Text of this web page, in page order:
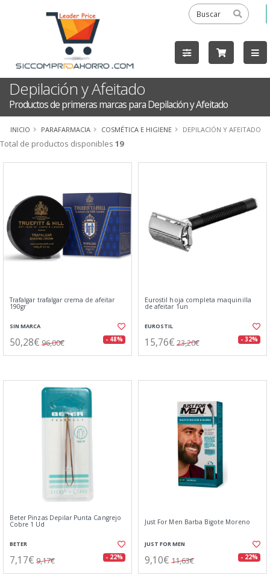
Depilación y Afeitado
Productos de primeras marcas para Depilación y Afeitado
INICIO PARAFARMACIA COSMÉTICA E HIGIENE DEPILACIÓN Y AFEITADO
Total de productos disponibles 19
Trafalgar trafalgar crema de afeitar
190gr
SIN MARCA
50,28€ 96,00€ - 48%
Eurostil hoja completa maquinilla
de afeitar 1un
EUROSTIL
15,76€ 23,20€ - 32%
Beter Pinzas Depilar Punta Cangrejo
Cobre 1 Ud
BETER
7,17€ 9,17€ - 22%
Just For Men Barba Bigote Moreno
JUST FOR MEN
9,10€ 11,63€ - 22%